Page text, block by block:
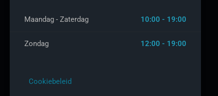
Maandag - Zaterdag 10:00 - 19:00
Zondag 12:00 - 19:00
Cookiebeleid